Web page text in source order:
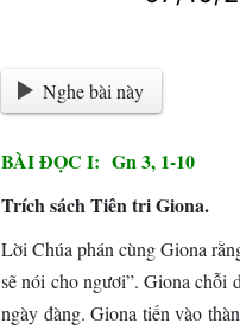
Nghe bài này
BÀI ĐỌC I: Gn 3, 1-10
Trích sách Tiên tri Giona.
Lời Chúa phán cùng Giona
sẽ nói cho ngươi”. Giona chỗi
ngày đàng. Giona tiến vào